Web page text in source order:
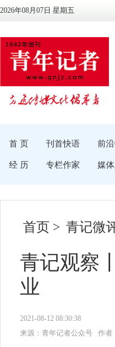
2026年08月07日 星期五
首 页 刊首快语 前
经 历 专栏作家 媒
首页 > 青记微
青记观察
业
2021-08-12 08:30:38
来源：青年记者公众号
作者